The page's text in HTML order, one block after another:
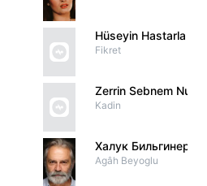
Hüseyin Hastarla
Fikret
Zerrin Sebnem Nuray
Kadin
Халук Бильгинер
Agâh Beyoglu